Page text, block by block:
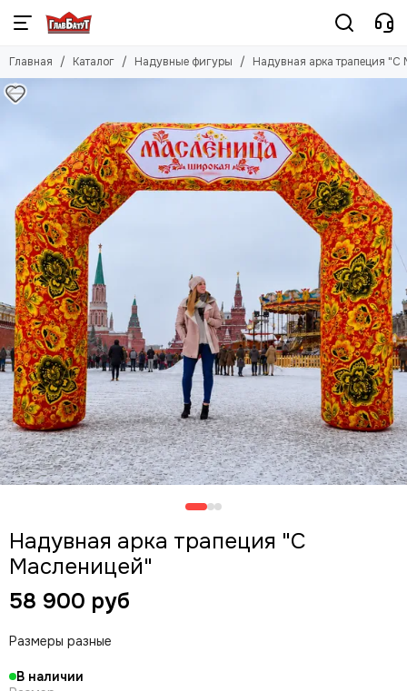
Главная Каталог Надувные фигуры Надувная арка трапеция "С
Надувная арка трапеция "С
Масленицей"
58 900 руб
Размеры разные
В наличии